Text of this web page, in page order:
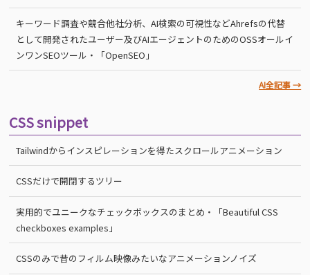
キーワード調査や競合他社分析、AI検索の可視性などAhrefsの代替
として開発されたユーザー及びAIエージェントのためのOSSオールイ
ンワンSEOツール・「OpenSEO」
AI全記事 →
CSS snippet
Tailwindからインスピレーションを得たスクロールアニメーション
CSSだけで開閉するツリー
実用的でユニークなチェックボックスのまとめ・「Beautiful CSS
checkboxes examples」
CSSのみで昔のフィルム映像みたいなアニメーションノイズ